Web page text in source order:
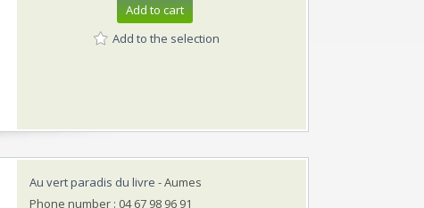
Add to cart
Add to the selection
Au vert paradis du livre - Aumes
Phone number : 04 67 98 96 91